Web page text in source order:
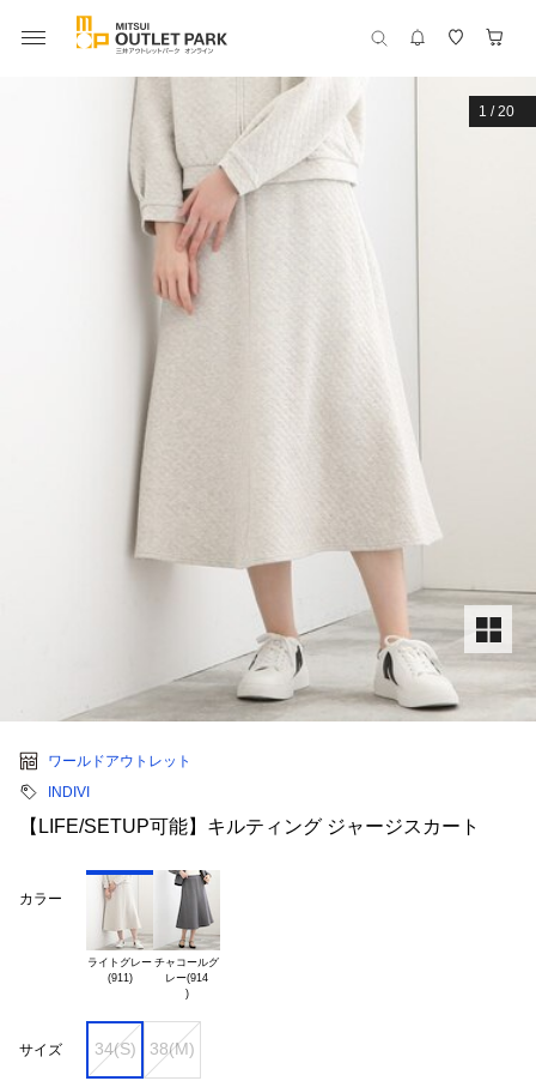
1 /20
ワールドアウトレット
INDIVI
【LIFE/SETUP可能】キルティング ジャージスカート
カラー
ライトグレー
(911)
チャコールグ
レー(914
)
サイズ 34(S) 38(M)